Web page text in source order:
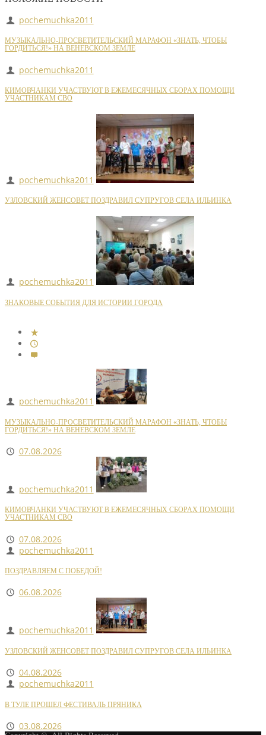
pochemuchka2011
МУЗЫКАЛЬНО-ПРОСВЕТИТЕЛЬСКИЙ МАРАФОН «ЗНАТЬ, ЧТОБЫ
ГОРДИТЬСЯ!» НА ВЕНЕВСКОМ ЗЕМЛЕ
pochemuchka2011
КИМОВЧАНКИ УЧАСТВУЮТ В ЕЖЕМЕСЯЧНЫХ СБОРАХ ПОМОЩИ
УЧАСТНИКАМ СВО
pochemuchka2011
УЗЛОВСКИЙ ЖЕНСОВЕТ ПОЗДРАВИЛ СУПРУГОВ СЕЛА ИЛЬИНКА
pochemuchka2011
ЗНАКОВЫЕ СОБЫТИЯ ДЛЯ ИСТОРИИ ГОРОДА
pochemuchka2011
МУЗЫКАЛЬНО-ПРОСВЕТИТЕЛЬСКИЙ МАРАФОН «ЗНАТЬ, ЧТОБЫ
ГОРДИТЬСЯ!» НА ВЕНЕВСКОМ ЗЕМЛЕ
07.08.2026
pochemuchka2011
КИМОВЧАНКИ УЧАСТВУЮТ В ЕЖЕМЕСЯЧНЫХ СБОРАХ ПОМОЩИ
УЧАСТНИКАМ СВО
07.08.2026
pochemuchka2011
ПОЗДРАВЛЯЕМ С ПОБЕДОЙ!
06.08.2026
pochemuchka2011
УЗЛОВСКИЙ ЖЕНСОВЕТ ПОЗДРАВИЛ СУПРУГОВ СЕЛА ИЛЬИНКА
04.08.2026
pochemuchka2011
В ТУЛЕ ПРОШЕЛ ФЕСТИВАЛЬ ПРЯНИКА
03.08.2026